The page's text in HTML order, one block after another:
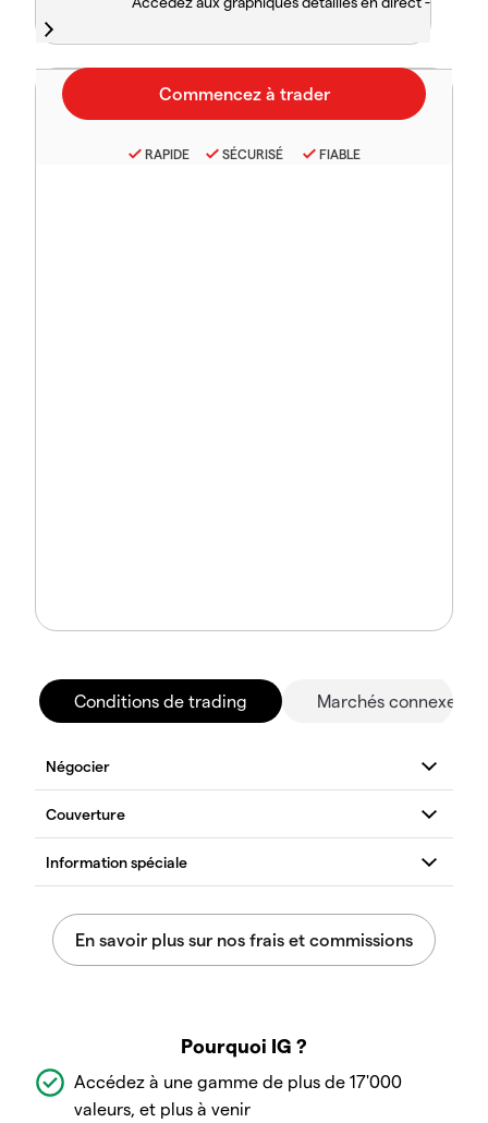
RAPIDE SÉCURISÉ FIABLE
Conditions de trading Marchés connexes
Pourquoi IG ?
Accédez à une gamme de plus de 17'000
valeurs, et plus à venir